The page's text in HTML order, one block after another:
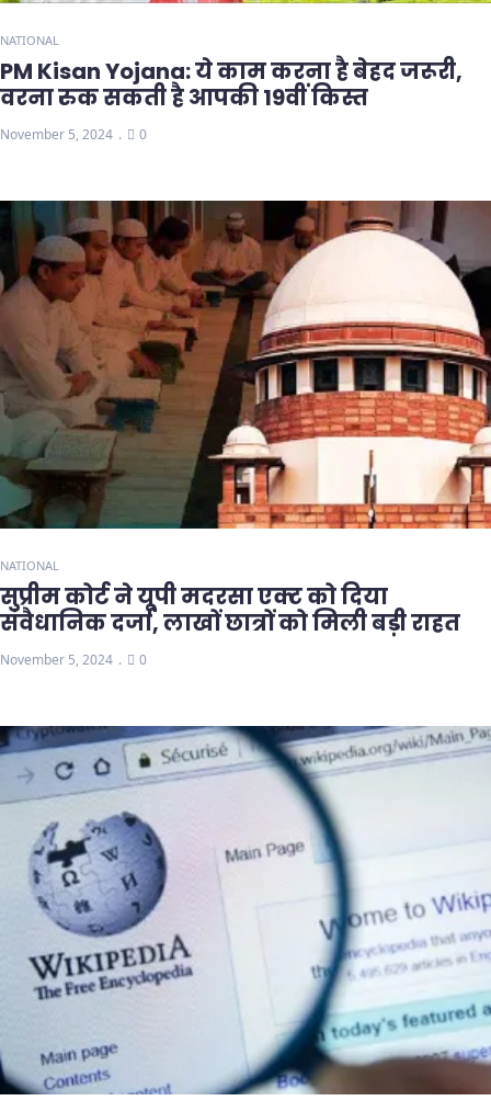
NATIONAL
PM Kisan Yojana: ये काम करना है बेहद जरूरी,
वरना रुक सकती है आपकी 19वीं किस्त
November 5, 2024 0
NATIONAL
सुप्रीम कोर्ट ने यूपी मदरसा एक्ट को दिया
संवैधानिक दर्जा, लाखों छात्रों को मिली बड़ी राहत
November 5, 2024 0